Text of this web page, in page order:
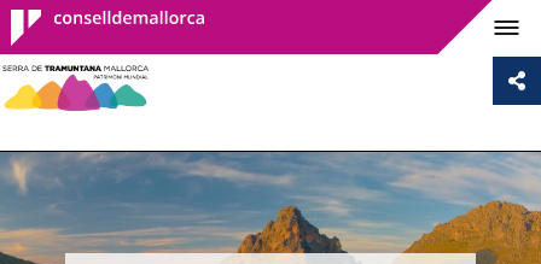
Consell de
Mallorca